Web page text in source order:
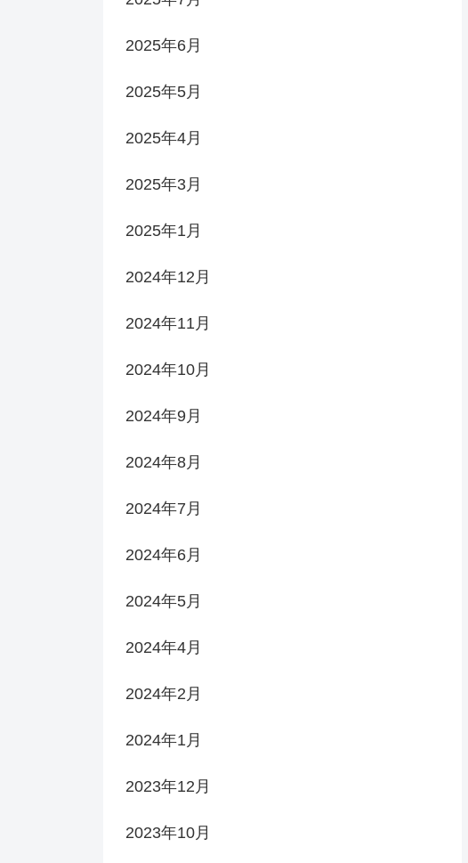
2025年6月
2025年5月
2025年4月
2025年3月
2025年1月
2024年12月
2024年11月
2024年10月
2024年9月
2024年8月
2024年7月
2024年6月
2024年5月
2024年4月
2024年2月
2024年1月
2023年12月
2023年10月